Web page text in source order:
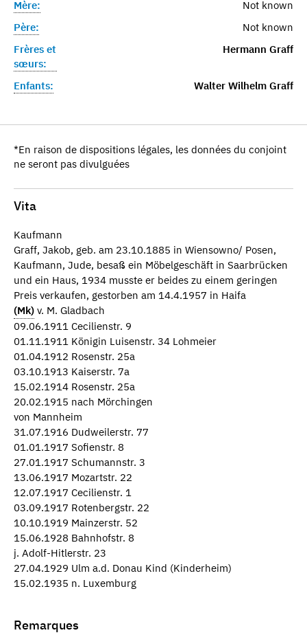
Mère:
Not known
Père:
Not known
Frères et
sœurs:
Hermann Graff
Enfants: Walter Wilhelm Graff
*En raison de dispositions légales, les données du conjoint
ne seront pas divulguées
Vita
Kaufmann
Graff, Jakob, geb. am 23.10.1885 in Wiensowno/ Posen,
Kaufmann, Jude, besaß ein Möbelgeschäft in Saarbrücken
und ein Haus, 1934 musste er beides zu einem geringen
Preis verkaufen, gestorben am 14.4.1957 in Haifa
(Mk) v. M. Gladbach
09.06.1911 Cecilienstr. 9
01.11.1911 Königin Luisenstr. 34 Lohmeier
01.04.1912 Rosenstr. 25a
03.10.1913 Kaiserstr. 7a
15.02.1914 Rosenstr. 25a
20.02.1915 nach Mörchingen
von Mannheim
31.07.1916 Dudweilerstr. 77
01.01.1917 Sofienstr. 8
27.01.1917 Schumannstr. 3
13.06.1917 Mozartstr. 22
12.07.1917 Cecilienstr. 1
03.09.1917 Rotenbergstr. 22
10.10.1919 Mainzerstr. 52
15.06.1928 Bahnhofstr. 8
j. Adolf-Hitlerstr. 23
27.04.1929 Ulm a.d. Donau Kind (Kinderheim)
15.02.1935 n. Luxemburg
Remarques